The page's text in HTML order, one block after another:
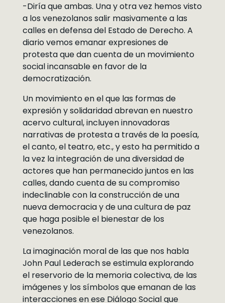
-Diría que ambas. Una y otra vez hemos visto
a los venezolanos salir masivamente a las
calles en defensa del Estado de Derecho. A
diario vemos emanar expresiones de
protesta que dan cuenta de un movimiento
social incansable en favor de la
democratización.
Un movimiento en el que las formas de
expresión y solidaridad abrevan en nuestro
acervo cultural, incluyen innovadoras
narrativas de protesta a través de la poesía,
el canto, el teatro, etc., y esto ha permitido a
la vez la integración de una diversidad de
actores que han permanecido juntos en las
calles, dando cuenta de su compromiso
indeclinable con la construcción de una
nueva democracia y de una cultura de paz
que haga posible el bienestar de los
venezolanos.
La imaginación moral de las que nos habla
John Paul Lederach se estimula explorando
el reservorio de la memoria colectiva, de las
imágenes y los símbolos que emanan de las
interacciones en ese Diálogo Social que